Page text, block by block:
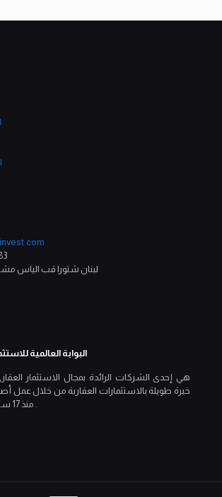
لبنان شتورا قب الياس
البوابة العالمية
هي إحدى الشركات الرائدة بمجال الاستثمار
خبرة طويلة بالاستثمارات العقارية من خلال عمل